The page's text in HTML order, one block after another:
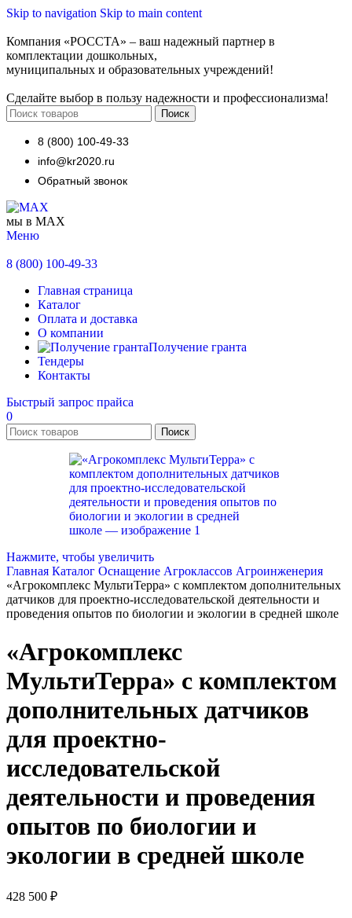
Skip to navigation Skip to main content
Компания «РОССТА» – ваш надежный партнер в
комплектации дошкольных,
муниципальных и образовательных учреждений!
Сделайте выбор в пользу надежности и профессионализма!
Поиск
8 (800) 100-49-33
info@kr2020.ru
Обратный звонок
мы в MAX
Меню
8 (800) 100-49-33
Главная страница
Каталог
Оплата и доставка
О компании
Получение гранта
Тендеры
Контакты
Быстрый запрос прайса
0
Поиск
Нажмите, чтобы увеличить
Главная Каталог Оснащение Агроклассов Агроинженерия
«Агрокомплекс МультиТерра» с комплектом дополнительных
датчиков для проектно-исследовательской деятельности и
проведения опытов по биологии и экологии в средней школе
«Агрокомплекс
МультиТерра» с комплектом
дополнительных датчиков
для проектно-
исследовательской
деятельности и проведения
опытов по биологии и
экологии в средней школе
428 500 ₽